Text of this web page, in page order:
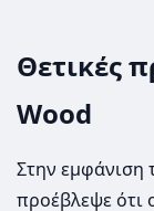
Θετικές
Wood
Στην εμφάνιση
προέβλεψε ότι